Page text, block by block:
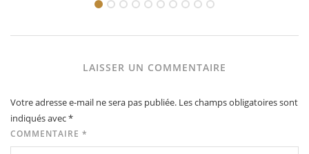
LAISSER UN COMMENTAIRE
Votre adresse e-mail ne sera pas publiée. Les champs obligatoires sont
indiqués avec*
COMMENTAIRE *